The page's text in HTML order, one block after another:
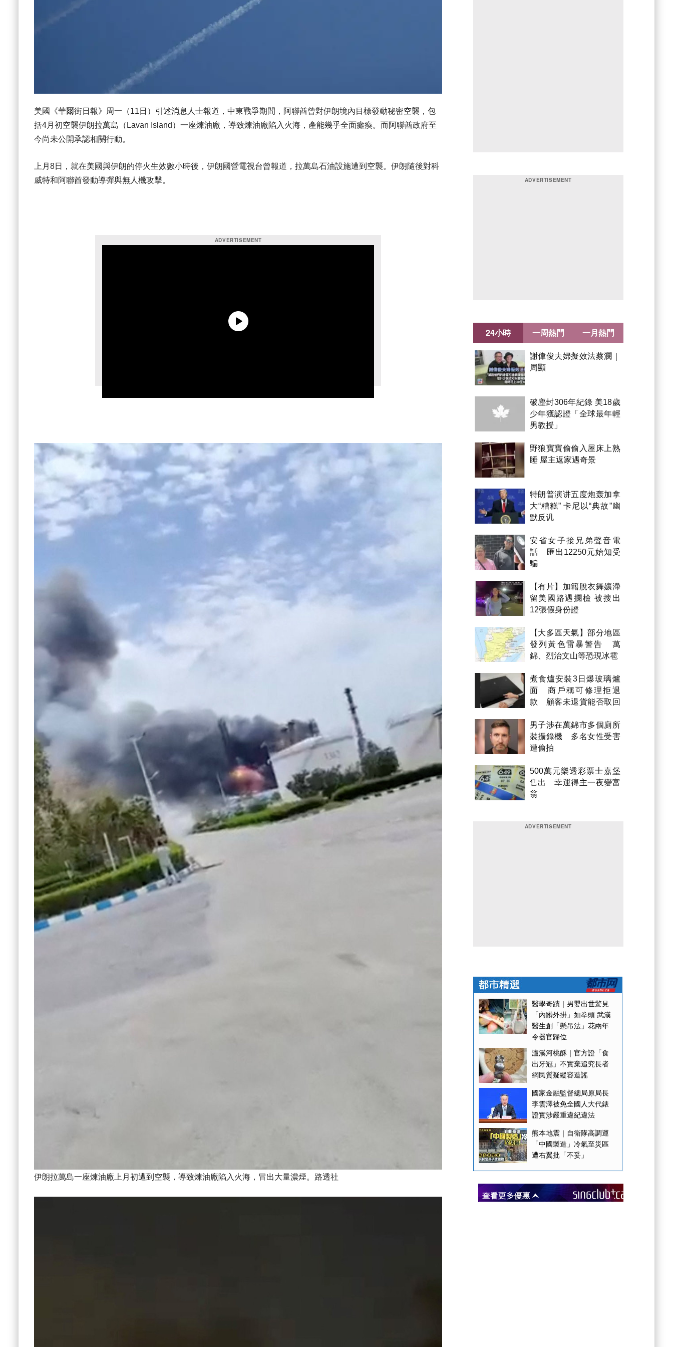
美國《華爾街日報》周一（11日）引述消息人士報道，中東戰爭期間，阿聯酋曾對伊朗境內目標發動秘密空襲，包
括4月初空襲伊朗拉萬島（Lavan Island）一座煉油廠，導致煉油廠陷入火海，產能幾乎全面癱瘓。而阿聯酋政府至
今尚未公開承認相關行動。
上月8日，就在美國與伊朗的停火生效數小時後，伊朗國營電視台曾報道，拉萬島石油設施遭到空襲。伊朗隨後對科
威特和阿聯酋發動導彈與無人機攻擊。
伊朗拉萬島一座煉油廠上月初遭到空襲，導致煉油廠陷入火海，冒出大量濃煙。路透社
24小時
謝偉俊夫婦擬效法蔡瀾｜
周顯
破塵封306年紀錄 美18歲
少年獲認證「全球最年輕
男教授」
野狼寶寶偷偷入屋床上熟
睡 屋主返家遇奇景
特朗普演讲五度炮轰加拿
大“糟糕” 卡尼以“典故”幽
默反讥
安省女子接兄弟聲音電
話 匯出12250元始知受
騙
【有片】加籍脫衣舞孃滯
留美國路遇攔檢 被搜出
12張假身份證
【大多區天氣】部分地區
發列黃色雷暴警告 萬
錦、烈治文山等恐現冰雹
煮食爐安裝3日爆玻璃爐
面 商戶稱可修理拒退
款 顧客未退貨能否取回
男子涉在萬錦市多個廁所
裝攝錄機 多名女性受害
遭偷拍
500萬元樂透彩票士嘉堡
售出 幸運得主一夜變富
翁
一周熱門 一月熱門